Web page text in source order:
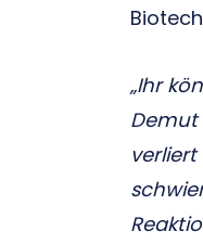
„Ihr
Demut